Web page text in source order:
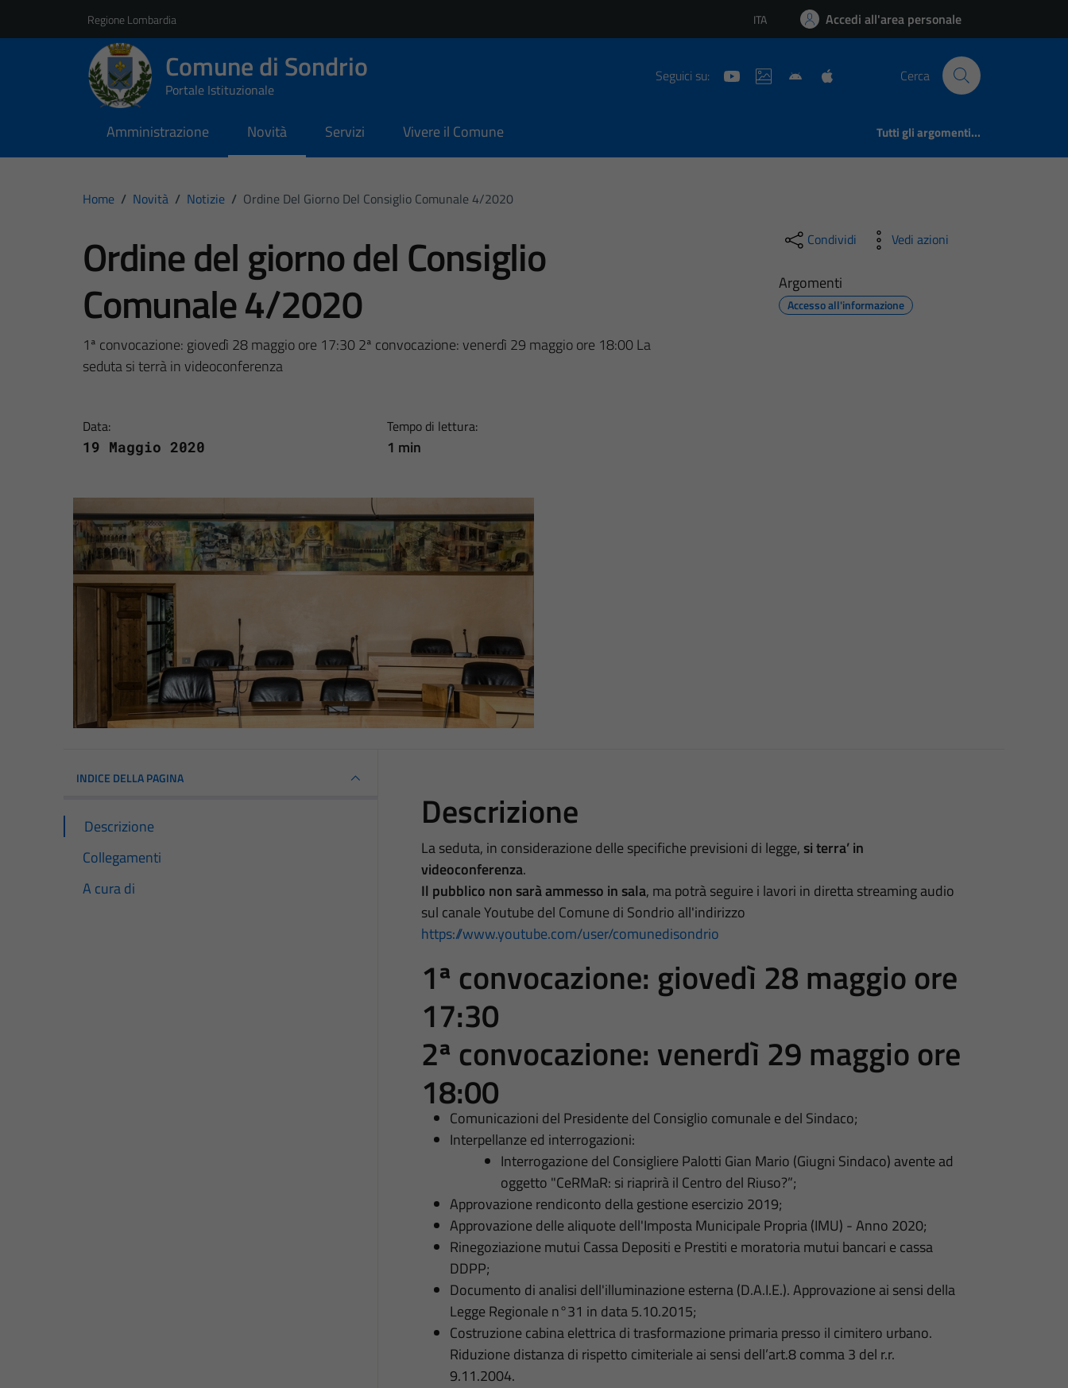
Regione Lombardia Lingua attiva:
ITA Accedi all'area personale
Comune di Sondrio
Portale Istituzionale
Seguici su: Cerca
Amministrazione Novità Servizi Vivere il Comune Tutti gli argomenti...
Home / Novità / Notizie / Ordine Del Giorno Del Consiglio Comunale 4/2020
Ordine del giorno del Consiglio
Comunale 4/2020
1ª convocazione: giovedì 28 maggio ore 17:30 2ª convocazione: venerdì 29 maggio ore 18:00 La
seduta si terrà in videoconferenza
Data:
19 Maggio 2020
Tempo di lettura:
1 min
Condividi Vedi azioni
Argomenti
Accesso all'informazione
INDICE DELLA PAGINA
Descrizione
Collegamenti
A cura di
Descrizione
La seduta, in considerazione delle specifiche previsioni di legge, si terra’ in
videoconferenza.
Il pubblico non sarà ammesso in sala, ma potrà seguire i lavori in diretta streaming audio
sul canale Youtube del Comune di Sondrio all'indirizzo
https://www.youtube.com/user/comunedisondrio
1ª convocazione: giovedì 28 maggio ore
17:30
2ª convocazione: venerdì 29 maggio ore
18:00
Comunicazioni del Presidente del Consiglio comunale e del Sindaco;
Interpellanze ed interrogazioni:
Interrogazione del Consigliere Palotti Gian Mario (Giugni Sindaco) avente ad
oggetto "CeRMaR: si riaprirà il Centro del Riuso?”;
Approvazione rendiconto della gestione esercizio 2019;
Approvazione delle aliquote dell'Imposta Municipale Propria (IMU) - Anno 2020;
Rinegoziazione mutui Cassa Depositi e Prestiti e moratoria mutui bancari e cassa
DDPP;
Documento di analisi dell'illuminazione esterna (D.A.I.E.). Approvazione ai sensi della
Legge Regionale n°31 in data 5.10.2015;
Costruzione cabina elettrica di trasformazione primaria presso il cimitero urbano.
Riduzione distanza di rispetto cimiteriale ai sensi dell’art.8 comma 3 del r.r.
9.11.2004.